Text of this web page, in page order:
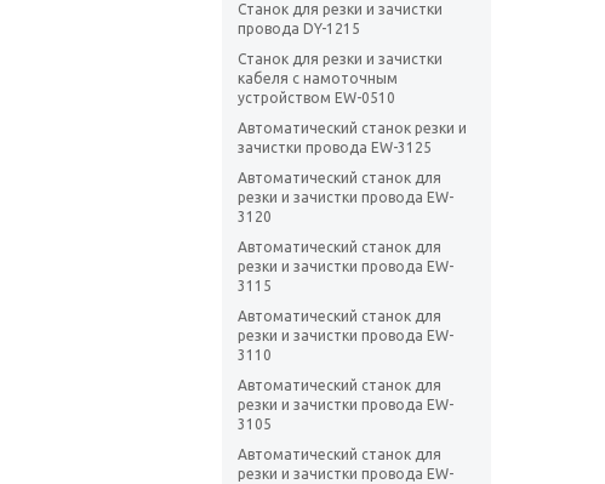
Станок для резки и зачистки
провода DY-1215
Станок для резки и зачистки
кабеля с намоточным
устройством EW-0510
Автоматический станок резки и
зачистки провода EW-3125
Автоматический станок для
резки и зачистки провода EW-
3120
Автоматический станок для
резки и зачистки провода EW-
3115
Автоматический станок для
резки и зачистки провода EW-
3110
Автоматический станок для
резки и зачистки провода EW-
3105
Автоматический станок для
резки и зачистки провода EW-